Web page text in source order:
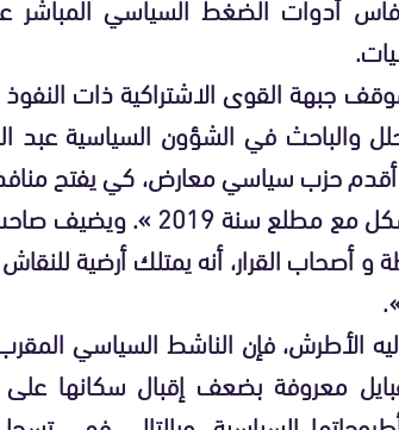
جبهة القوى الاشتراكية ذات
والباحث في الشؤون السياسية
حزب سياسي معارض، كي يفتح
القادم، الذي سيتشكل مع
أصحاب القرار، أنه يمتلك أرضية
الأطرش، فإن الناشط السياسي
معروفة بضعف إقبال سكانها